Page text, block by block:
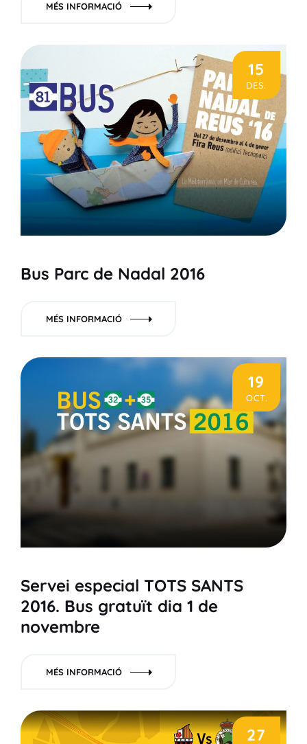
MÉS INFORMACIÓ
15
DES.
Bus Parc de Nadal 2016
MÉS INFORMACIÓ
19
OCT.
Servei especial TOTS SANTS
2016. Bus gratuït dia 1 de
novembre
MÉS INFORMACIÓ
27